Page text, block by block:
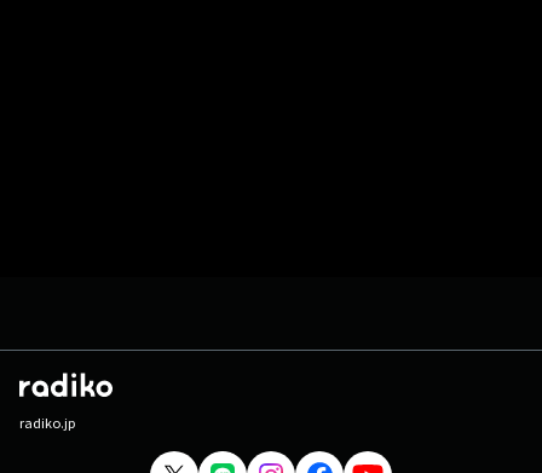
radiko.jp